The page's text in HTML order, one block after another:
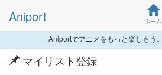
Aniport ホーム
Aniportでアニメをもっと楽しもう。
マイリスト登録